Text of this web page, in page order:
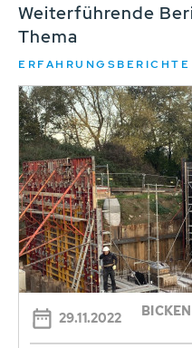
Weiterführende
Thema
ERFAHRUNGSBERICHTE
29.11.2022